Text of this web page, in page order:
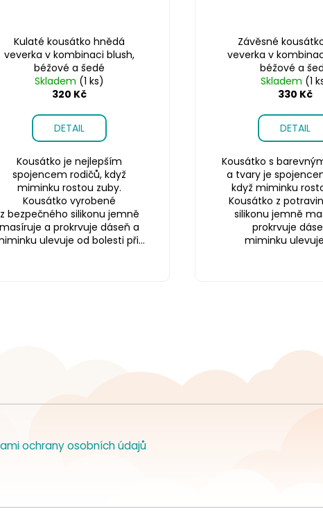
Kulaté kousátko hnědá
veverka v kombinaci blush,
béžové a šedé
Skladem (1 ks)
320 Kč
DETAIL
Kousátko je nejlepším
spojencem rodičů, když
miminku rostou zuby.
Kousátko vyrobené
z bezpečného silikonu jemně
masíruje a prokrvuje dáseň a
ulevuje od bolesti při...
Závěsné
veverka v
béžové a
Skladem (1
330 Kč
DETAIL
Kousátko s
a tvary je
když miminku
Kousátko z
silikonu jemně
prokrvuje
miminku
ochrany osobních údajů